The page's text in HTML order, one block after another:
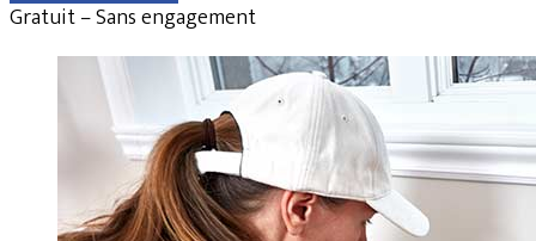
Gratuit – Sans engagement